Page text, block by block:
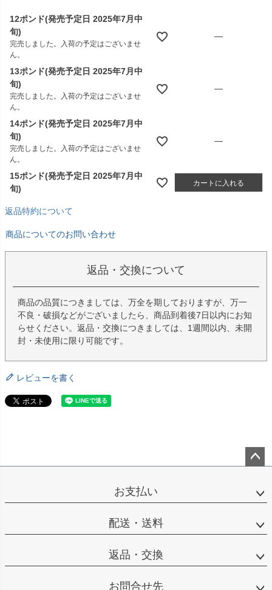
12ポンド(発売予定日 2025年7月中
旬)
完売しました。入荷の予定はございませ
ん。
—
13ポンド(発売予定日 2025年7月中
旬)
完売しました。入荷の予定はございませ
ん。
—
14ポンド(発売予定日 2025年7月中
旬)
完売しました。入荷の予定はございませ
ん。
—
15ポンド(発売予定日 2025年7月中
旬)
カートに入れる
返品特約について
商品についてのお問い合わせ
返品・交換について
商品の品質につきましては、万全を期しておりますが、万一
不良・破損などがございましたら、商品到着後7日以内にお知
らせください。返品・交換につきましては、1週間以内、未開
封・未使用に限り可能です。
レビューを書く
ップ
お支払い
配送・送料
返品・交換
お問合せ先